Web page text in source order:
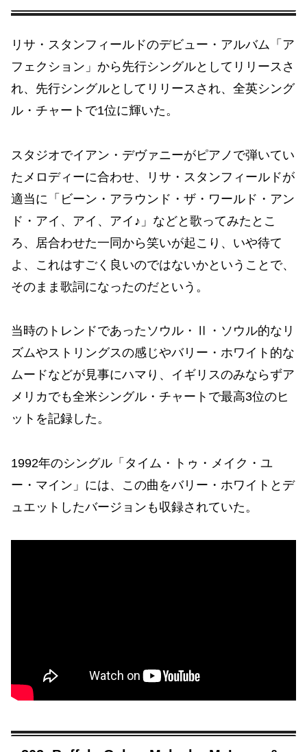
リサ・スタンフィールドのデビュー・アルバム「ア
フェクション」から先行シングルとしてリリースさ
れ、先行シングルとしてリリースされ、全英シング
ル・チャートで1位に輝いた。
スタジオでイアン・デヴァニーがピアノで弾いてい
たメロディーに合わせ、リサ・スタンフィールドが
適当に「ビーン・アラウンド・ザ・ワールド・アン
ド・アイ、アイ、アイ♪」などと歌ってみたとこ
ろ、居合わせた一同から笑いが起こり、いや待て
よ、これはすごく良いのではないかということで、
そのまま歌詞になったのだという。
当時のトレンドであったソウル・Ⅱ・ソウル的なリ
ズムやストリングスの感じやバリー・ホワイト的な
ムードなどが見事にハマり、イギリスのみならずア
メリカでも全米シングル・チャートで最高3位のヒ
ットを記録した。
1992年のシングル「タイム・トゥ・メイク・ユ
ー・マイン」には、この曲をバリー・ホワイトとデ
ュエットしたバージョンも収録されていた。